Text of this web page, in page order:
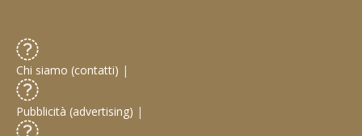
Chi siamo (contatti) |
Pubblicità (advertising) |